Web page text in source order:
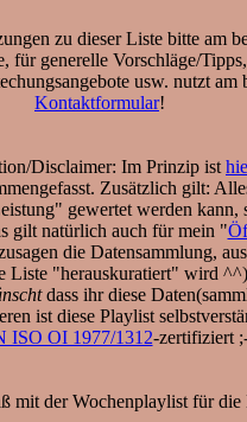
zu dieser Liste bitte am
für generelle Vorschläge/
usw. nutzt am
Kontaktformular!
Disclaimer: Im Prinzip ist
Zusätzlich gilt:
gewertet werden kann,
gilt natürlich auch für mein "
die Datensammlung,
Liste "herauskuratiert" wird
dass ihr diese
ist diese Playlist
ISO OI 1977/1312-zertifiziert
mit der Wochenplaylist für